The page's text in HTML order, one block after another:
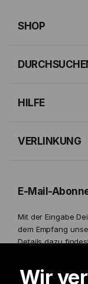
Wir
E-Mail-
Mit der Eingabe
dem Empfang
Details dazu
SHOP
HILFE
VERLINKUNG